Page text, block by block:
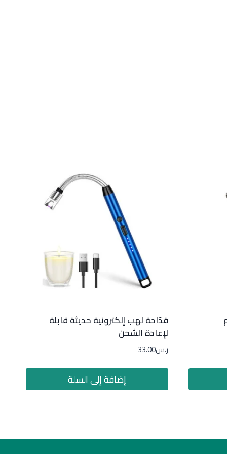
قدّاحة لهب إلكترونية حديثة قابلة
لإعادة الشحن
ر.س33.00
إضافة إلى السلة